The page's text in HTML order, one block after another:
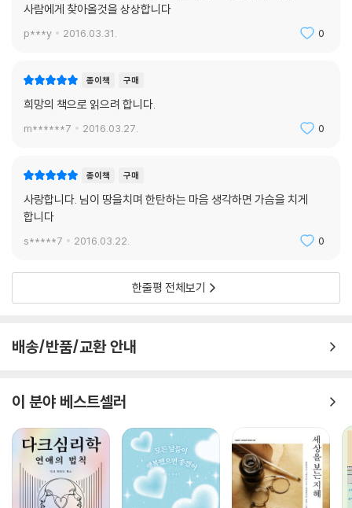
사람에게 찾아올것을 상상합니다
p***y 2016.03.31. 0
종이책 구매
희망의 책으로 읽으려 합니다.
m******7 2016.03.27. 0
종이책 구매
사랑합니다. 님이 땅을치며 한탄하는 마음 생각하면 가슴을 치게
합니다
s*****7 2016.03.22. 0
한줄평 전체보기
배송/반품/교환 안내
이 분야 베스트셀러